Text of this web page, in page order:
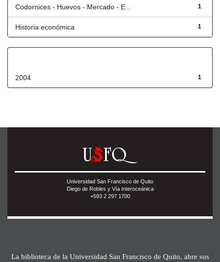
1
Codornices - Huevos - Mercado - E...
1
Historia económica
1
2004
Universidad San Francisco de Quito
Diego de Robles y Vía Interoceánica
+593 2 297 1700
La biblioteca de la Universidad San Francisco de Quito, abre sus